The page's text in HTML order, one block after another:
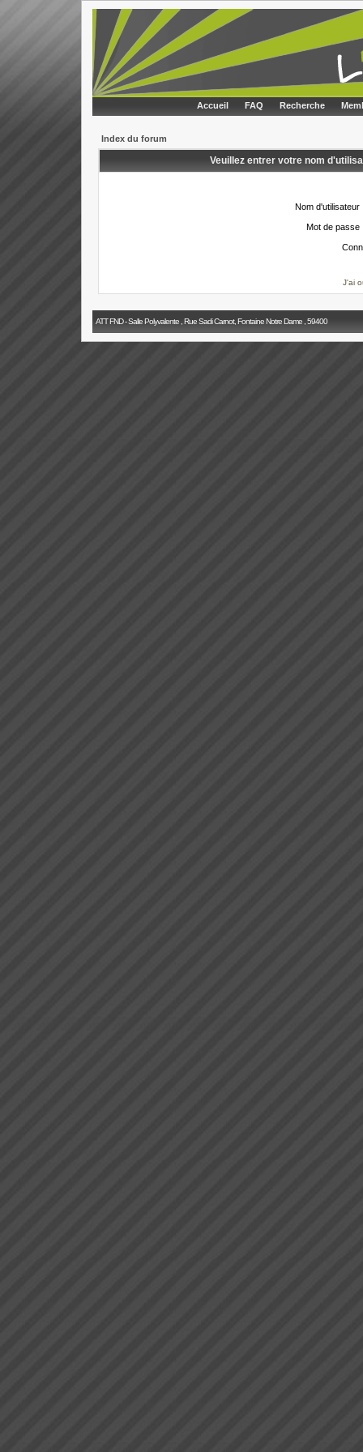
Accueil FAQ Recherche
Index du forum
Veuillez entrer votre nom
Nom d'utilisateur
Mot de passe
J'ai
ATT FND - Salle Polyvalente , Rue Sadi Carnot, Fontaine Notre Dame , 59400